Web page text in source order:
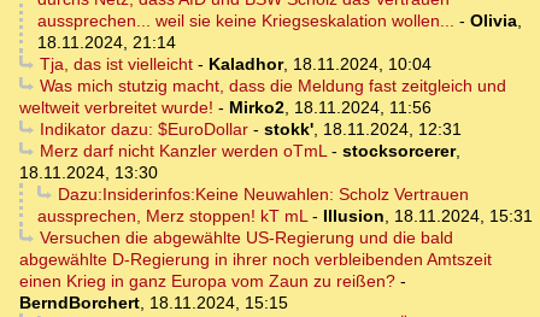
aussprechen... weil sie keine Kriegseskalation wollen...
- Olivia
18.11.2024, 21:14
Tja, das ist vielleicht- Kaladhor, 18.11.2024, 10:04
Was mich stutzig macht, dass die Meldung fast zeitgleich und
weltweit verbreitet wurde! - Mirko2 18.11.2024, 11:56
Indikator dazu: $EuroDollar- stokk', 18.11.2024, 12:31
Merz darf nicht Kanzler werden oTmL - stocksorcerer,
18.11.2024, 13:30
Dazu:Insiderinfos:Keine Neuwahlen: Scholz Vertrauen
aussprechen, Merz stoppen! kT mL - Illusion
18.11.2024, 15:31
Versuchen die abgewählte US-Regierung und die bald
abgewählte D-Regierung in ihrer noch verbleibenden Amtszeit
einen Krieg in ganz Europa vom Zaun zu reißen? -
BerndBorchert 18.11.2024, 15:15